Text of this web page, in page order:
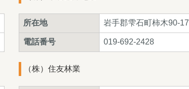
所在地 岩手郡雫石町柿木90-17
電話番号 019-692-2428
（株）住友林業